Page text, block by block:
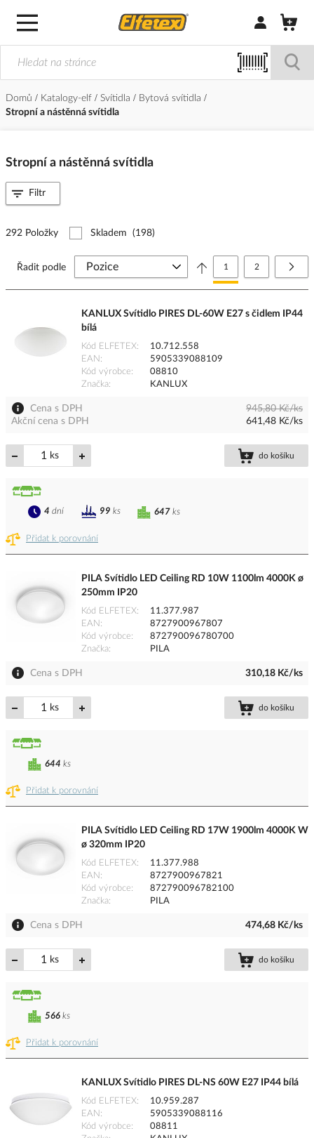
Přihlásit/
Domů Katalogy-elf Svítidla
Bytová svítidla
Stropní a nástěnná svítidla
Stropní a nástěnná svítidla
292 Položky Skladem (198)
Stránka
Právě si prohlížíte
1 Stránka
2
Řadit podle
KANLUX Svítidlo PIRES DL-60W E27 s čidlem IP44
bílá
Kód ELFETEX
10.712.558
EAN
5905339088109
Kód výrobce
08810
Značka
KANLUX
Cena s DPH
945,80 Kč/ks
Akční cena s DPH
641,48 Kč/ks
ks do košíku
Přidat k porovnání
647 ks
4 dní 99 ks
PILA Svítidlo LED Ceiling RD 10W 1100lm 4000K ø
250mm IP20
Kód ELFETEX
11.377.987
EAN
8727900967807
Kód výrobce
872790096780700
Značka
PILA
Cena s DPH 310,18 Kč/ks
ks do košíku
Přidat k porovnání
644 ks
PILA Svítidlo LED Ceiling RD 17W 1900lm 4000K W
ø 320mm IP20
Kód ELFETEX
11.377.988
EAN
8727900967821
Kód výrobce
872790096782100
Značka
PILA
Cena s DPH 474,68 Kč/ks
ks do košíku
Přidat k porovnání
566 ks
KANLUX Svítidlo PIRES DL-NS 60W E27 IP44 bílá
Kód ELFETEX
10.959.287
EAN
5905339088116
Kód výrobce
08811
Filtr